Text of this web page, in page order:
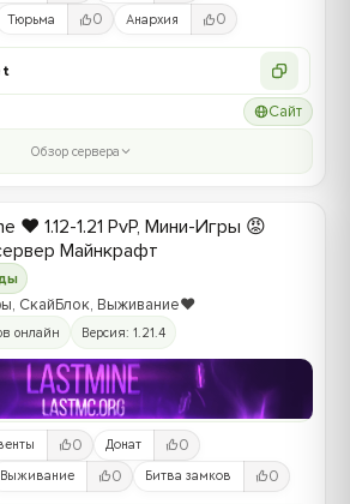
Тюрьма 0 Анархия 0
Сайт
Обзор сервера
❤️ 1.12-1.21 PvP, Мини-Игры 😡
Майнкрафт
СкайБлок, Выживание❤️
онлайн Версия: 1.21.4
0 Донат 0
Выживание 0 Битва замков 0